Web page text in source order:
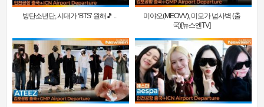
방탄소년단, 시대가 ‘BTS’ 원해🎵 ..
미야오(MEOVV), 미모가 넘사벽 (출
국)[뉴스엔TV]